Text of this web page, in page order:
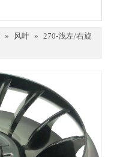
» 风叶 »
270-浅左/右旋